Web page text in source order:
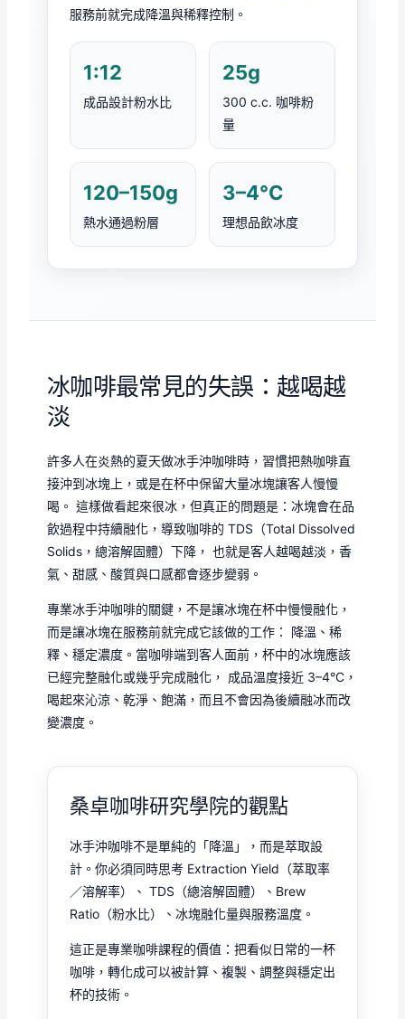
服務前就完成降溫與稀釋控制。
1:12
成品設計粉水比
25g
300 c.c. 咖啡粉
量
120–150g
熱水通過粉層
3–4°C
理想品飲冰度
冰咖啡最常見的失誤：越喝越
淡
許多人在炎熱的夏天做冰手沖咖啡時，習慣把熱咖啡直
接沖到冰塊上，或是在杯中保留大量冰塊讓客人慢慢
喝。 這樣做看起來很冰，但真正的問題是：冰塊會在品
飲過程中持續融化，導致咖啡的 TDS（Total Dissolved
Solids，總溶解固體）下降， 也就是客人越喝越淡，香
氣、甜感、酸質與口感都會逐步變弱。
專業冰手沖咖啡的關鍵，不是讓冰塊在杯中慢慢融化，
而是讓冰塊在服務前就完成它該做的工作： 降溫、稀
釋、穩定濃度。當咖啡端到客人面前，杯中的冰塊應該
已經完整融化或幾乎完成融化， 成品溫度接近 3–4°C，
喝起來沁涼、乾淨、飽滿，而且不會因為後續融冰而改
變濃度。
桑卓咖啡研究學院的觀點
冰手沖咖啡不是單純的「降溫」，而是萃取設
計。你必須同時思考 Extraction Yield（萃取率
／溶解率）、 TDS（總溶解固體）、Brew
Ratio（粉水比）、冰塊融化量與服務溫度。
這正是專業咖啡課程的價值：把看似日常的一杯
咖啡，轉化成可以被計算、複製、調整與穩定出
杯的技術。